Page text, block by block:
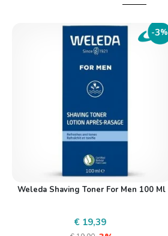
-3%
Weleda Shaving Toner For Men 100 Ml
€ 19,39